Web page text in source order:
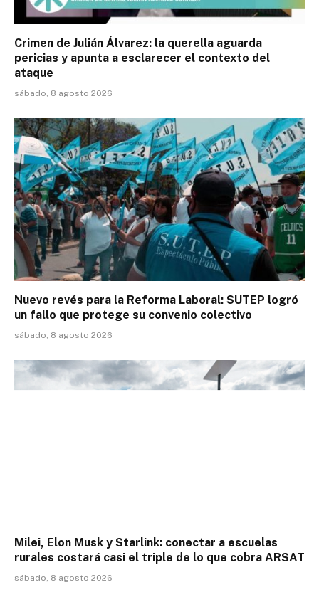
Crimen de Julián Álvarez: la querella aguarda
pericias y apunta a esclarecer el contexto del
ataque
sábado, 8 agosto 2026
Nuevo revés para la Reforma Laboral: SUTEP logró
un fallo que protege su convenio colectivo
sábado, 8 agosto 2026
Milei, Elon Musk y Starlink: conectar a escuelas
rurales costará casi el triple de lo que cobra ARSAT
sábado, 8 agosto 2026